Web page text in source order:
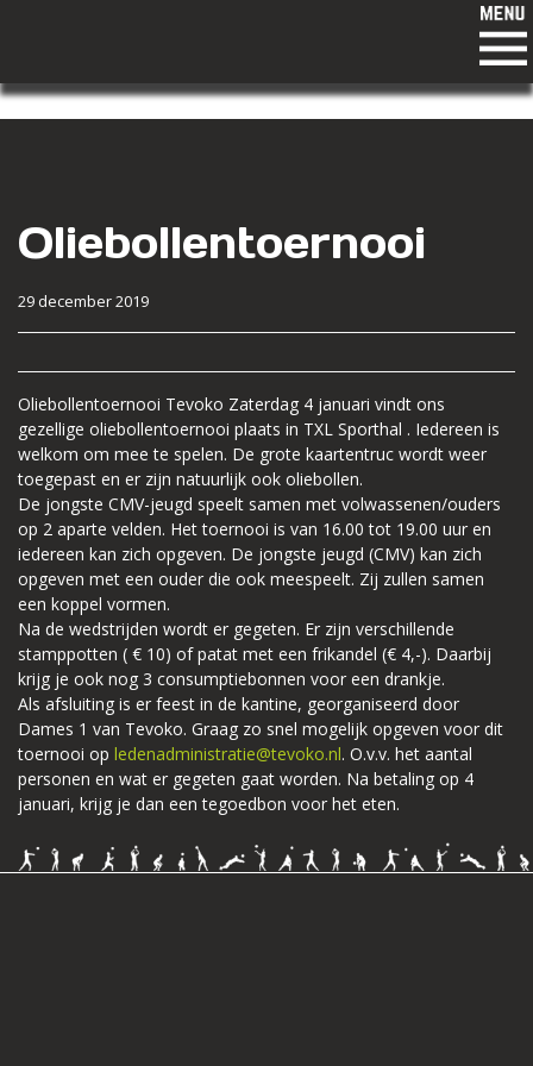
Oliebollentoernooi
29 december 2019
Oliebollentoernooi Tevoko Zaterdag 4 januari vindt ons
gezellige oliebollentoernooi plaats in TXL Sporthal . Iedereen is
welkom om mee te spelen. De grote kaartentruc wordt weer
toegepast en er zijn natuurlijk ook oliebollen.
De jongste CMV-jeugd speelt samen met volwassenen/ouders
op 2 aparte velden. Het toernooi is van 16.00 tot 19.00 uur en
iedereen kan zich opgeven. De jongste jeugd (CMV) kan zich
opgeven met een ouder die ook meespeelt. Zij zullen samen
een koppel vormen.
Na de wedstrijden wordt er gegeten. Er zijn verschillende
stamppotten ( € 10) of patat met een frikandel (€ 4,-). Daarbij
krijg je ook nog 3 consumptiebonnen voor een drankje.
Als afsluiting is er feest in de kantine, georganiseerd door
Dames 1 van Tevoko. Graag zo snel mogelijk opgeven voor dit
toernooi op ledenadministratie@tevoko.nl. O.v.v. het aantal
personen en wat er gegeten gaat worden. Na betaling op 4
januari, krijg je dan een tegoedbon voor het eten.